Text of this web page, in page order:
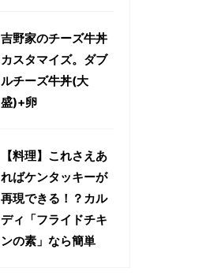
吉野家のチーズ牛丼
カスタマイズ。ダブ
ルチーズ牛丼(大
盛)+卵
【料理】これさえあ
ればケンタッキーが
再現できる！？カル
ディ「フライドチキ
ンの素」なら簡単